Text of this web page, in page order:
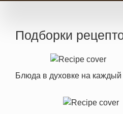
Подборки
Блюда в духовке на каждый